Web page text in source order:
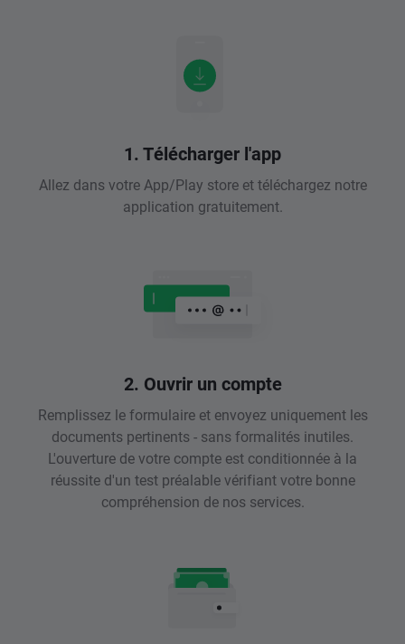
1. Télécharger l'app
Allez dans votre App/Play store et téléchargez notre
application gratuitement.
2. Ouvrir un compte
Remplissez le formulaire et envoyez uniquement les
documents pertinents - sans formalités inutiles.
L'ouverture de votre compte est conditionnée à la
réussite d'un test préalable vérifiant votre bonne
compréhension de nos services.